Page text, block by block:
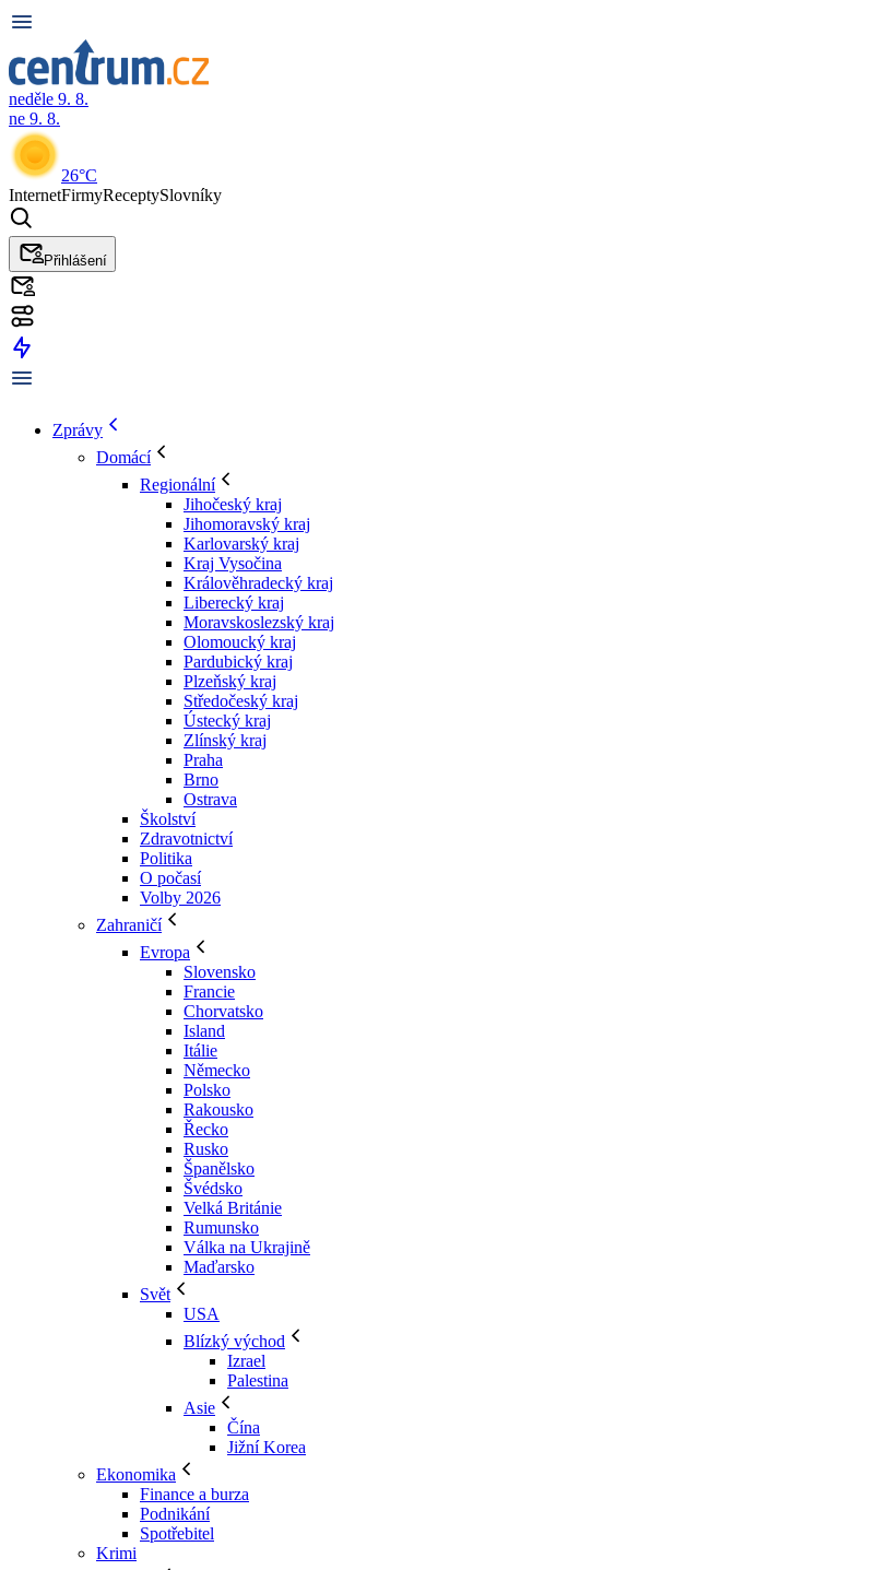
neděle 9. 8.
ne 9. 8.
26°C
InternetFirmyReceptySlovníky
Přihlášení
Zprávy
Domácí
Regionální
Jihočeský kraj
Jihomoravský kraj
Karlovarský kraj
Kraj Vysočina
Králověhradecký kraj
Liberecký kraj
Moravskoslezský kraj
Olomoucký kraj
Pardubický kraj
Plzeňský kraj
Středočeský kraj
Ústecký kraj
Zlínský kraj
Praha
Brno
Ostrava
Školství
Zdravotnictví
Politika
O počasí
Volby 2026
Zahraničí
Evropa
Slovensko
Francie
Chorvatsko
Island
Itálie
Německo
Polsko
Rakousko
Řecko
Rusko
Španělsko
Švédsko
Velká Británie
Rumunsko
Válka na Ukrajině
Maďarsko
Svět
USA
Blízký východ
Izrael
Palestina
Asie
Čína
Jižní Korea
Ekonomika
Finance a burza
Podnikání
Spotřebitel
Krimi